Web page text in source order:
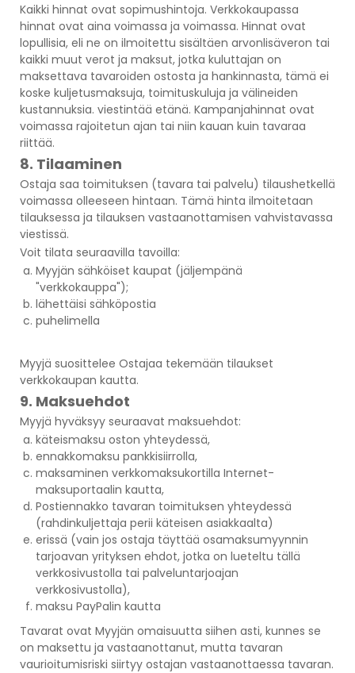
Kaikki hinnat ovat sopimushintoja. Verkkokaupassa
hinnat ovat aina voimassa ja voimassa. Hinnat ovat
lopullisia, eli ne on ilmoitettu sisältäen arvonlisäveron tai
kaikki muut verot ja maksut, jotka kuluttajan on
maksettava tavaroiden ostosta ja hankinnasta, tämä ei
koske kuljetusmaksuja, toimituskuluja ja välineiden
kustannuksia. viestintää etänä. Kampanjahinnat ovat
voimassa rajoitetun ajan tai niin kauan kuin tavaraa
riittää.
8. Tilaaminen
Ostaja saa toimituksen (tavara tai palvelu) tilaushetkellä
voimassa olleeseen hintaan. Tämä hinta ilmoitetaan
tilauksessa ja tilauksen vastaanottamisen vahvistavassa
viestissä.
Voit tilata seuraavilla tavoilla:
Myyjän sähköiset kaupat (jäljempänä
"verkkokauppa");
lähettäisi sähköpostia
puhelimella
Myyjä suosittelee Ostajaa tekemään tilaukset
verkkokaupan kautta.
9. Maksuehdot
Myyjä hyväksyy seuraavat maksuehdot:
käteismaksu oston yhteydessä,
ennakkomaksu pankkisiirrolla,
maksaminen verkkomaksukortilla Internet-
maksuportaalin kautta,
Postiennakko tavaran toimituksen yhteydessä
(rahdinkuljettaja perii käteisen asiakkaalta)
erissä (vain jos ostaja täyttää osamaksumyynnin
tarjoavan yrityksen ehdot, jotka on lueteltu tällä
verkkosivustolla tai palveluntarjoajan
verkkosivustolla),
maksu PayPalin kautta
Tavarat ovat Myyjän omaisuutta siihen asti, kunnes se
on maksettu ja vastaanottanut, mutta tavaran
vaurioitumisriski siirtyy ostajan vastaanottaessa tavaran.